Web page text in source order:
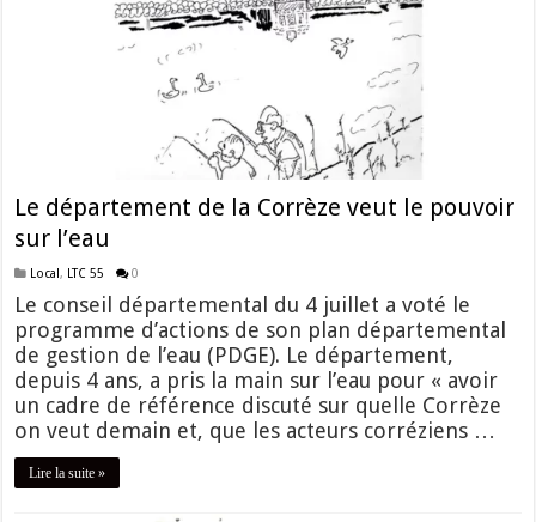
Le département de la Corrèze veut le pouvoir
sur l’eau
Local , LTC 55 0
Le conseil départemental du 4 juillet a voté le
programme d’actions de son plan départemental
de gestion de l’eau (PDGE). Le département,
depuis 4 ans, a pris la main sur l’eau pour « avoir
un cadre de référence discuté sur quelle Corrèze
on veut demain et, que les acteurs corréziens …
Lire la suite »